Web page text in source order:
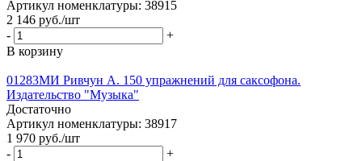
Артикул номенклатуры: 38915
2 146 руб./шт
-
+
В корзину
01283МИ Ривчун А. 150 упражнений для саксофона.
Издательство "Музыка"
Достаточно
Артикул номенклатуры: 38917
1 970 руб./шт
-
+